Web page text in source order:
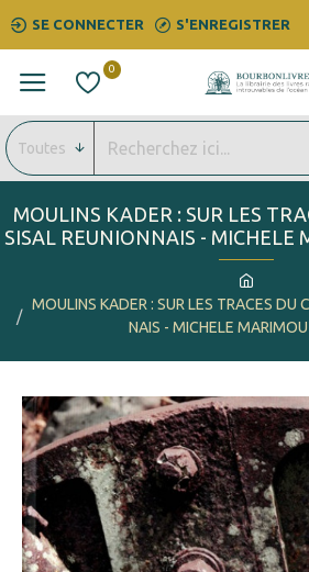
SE CONNECTER S'ENREGISTRER
0
Toutes
MOULINS KADER : SUR LES TRACES DU
NAIS - MICHELE
MOULINS KADER : SUR LES
SISAL REUNIONNAIS - MICHELE